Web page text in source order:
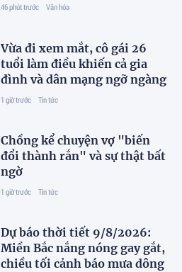
46 phút trước Văn hóa
Vừa đi xem mắt, cô gái 26
tuổi làm điều khiến cả gia
đình và dân mạng ngỡ ngàng
1 giờ trước Tin tức
Chồng kể chuyện vợ "biến
đổi thành rắn" và sự thật bất
ngờ
1 giờ trước Tin tức
Dự báo thời tiết 9/8/2026:
Miền Bắc nắng nóng gay gắt,
chiều tối cảnh báo mưa dông